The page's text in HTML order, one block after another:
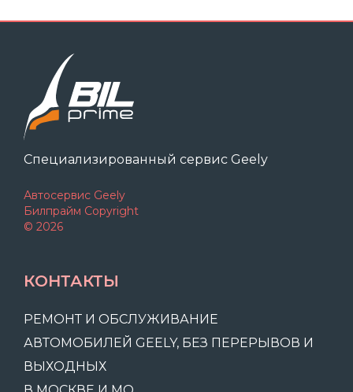
Специализированный сервис Geely
Автосервис Geely
Билпрайм Copyright
© 2026
КОНТАКТЫ
РЕМОНТ И ОБСЛУЖИВАНИЕ
АВТОМОБИЛЕЙ GEELY, БЕЗ ПЕРЕРЫВОВ И
ВЫХОДНЫХ